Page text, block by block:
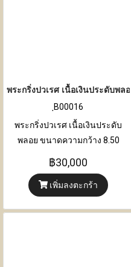
พระกริ่งปวเรศ เนื้อเงินประดับพลอย
ฺB00016
พระกริ่งปวเรศ เนื้อเงินประดับ
พลอย ขนาดความกว้าง 8.50
เซนติเมตร x ความสูง 17
เซนติเมตร
฿30,000
เพิ่มลงตะกร้า